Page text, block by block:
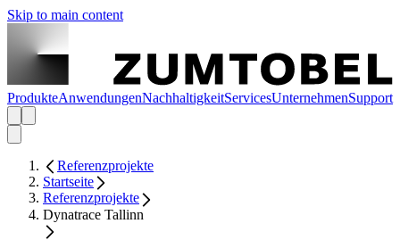
Skip to main content
ProdukteAnwendungenNachhaltigkeitServicesUnternehmenSupport
Referenzprojekte
Startseite
Referenzprojekte
Dynatrace Tallinn